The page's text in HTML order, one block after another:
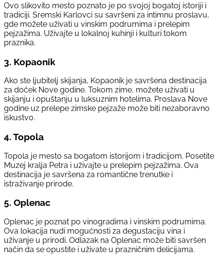
Ovo slikovito mesto poznato je po svojoj bogatoj istoriji i
tradiciji. Sremski Karlovci su savršeni za intimnu proslavu,
gde možete uživati u vinskim podrumima i prelepim
pejzažima. Uživajte u lokalnoj kuhinji i kulturi tokom
praznika.
3. Kopaonik
Ako ste ljubitelj skijanja, Kopaonik je savršena destinacija
za doček Nove godine. Tokom zime, možete uživati u
skijanju i opuštanju u luksuznim hotelima. Proslava Nove
godine uz prelepe zimske pejzaže može biti nezaboravno
iskustvo.
4.Topola
Topola je mesto sa bogatom istorijom i tradicijom. Posetite
Muzej kralja Petra i uživajte u prelepim pejzažima. Ova
destinacija je savršena za romantične trenutke i
istraživanje prirode.
5. Oplenac
Oplenac je poznat po vinogradima i vinskim podrumima.
Ova lokacija nudi mogućnosti za degustaciju vina i
uživanje u prirodi. Odlazak na Oplenac može biti savršen
način da se opustite i uživate u prazničnim delicijama.